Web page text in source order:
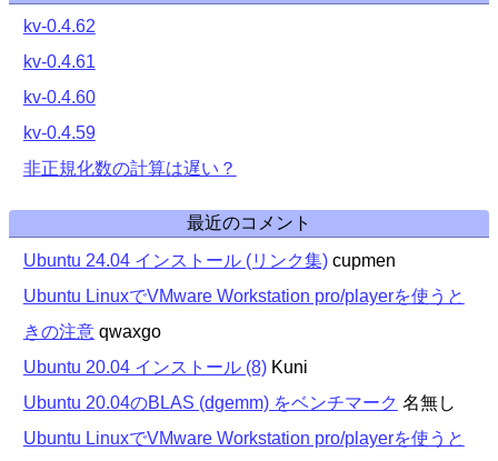
kv-0.4.62
kv-0.4.61
kv-0.4.60
kv-0.4.59
非正規化数の計算は遅い？
最近のコメント
Ubuntu 24.04 インストール (リンク集) cupmen
Ubuntu LinuxでVMware Workstation pro/playerを使うと
きの注意 qwaxgo
Ubuntu 20.04 インストール (8) Kuni
Ubuntu 20.04のBLAS (dgemm) をベンチマーク 名無し
Ubuntu LinuxでVMware Workstation pro/playerを使うと